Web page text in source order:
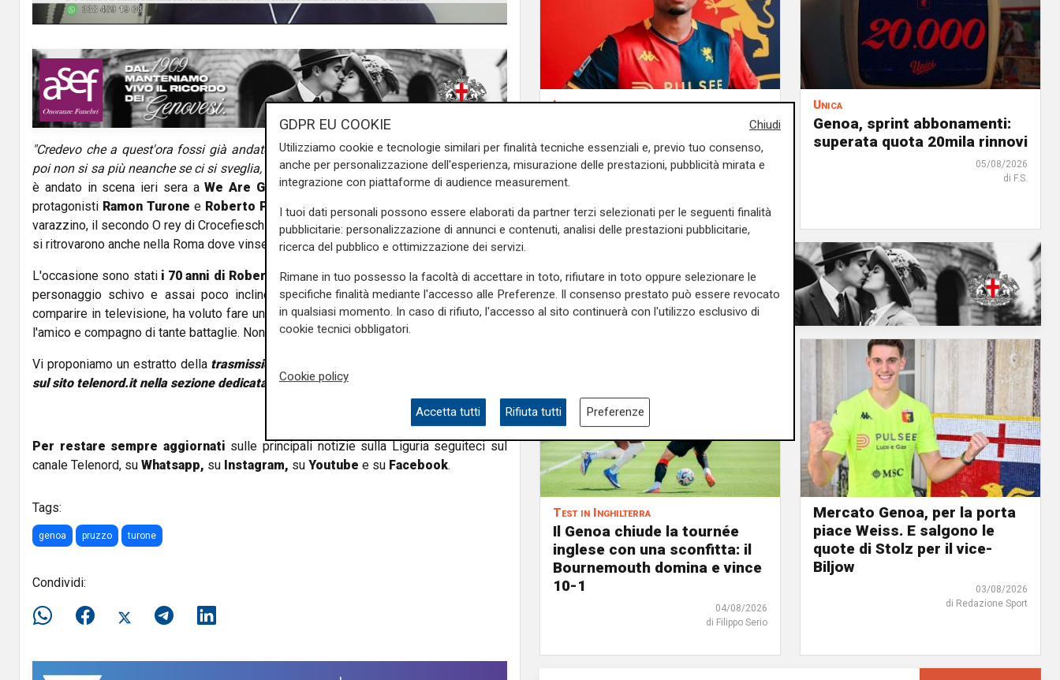
y
V
d
e
o
"Credevo che a quest'ora fossi già andato a dormire...". "Hai ragione, alla nostra età
poi non si sa più neanche se ci si sveglia, no, non è vero, dai...".Il divertente siparietto
è andato in scena ieri sera aWe Are Genoa, in onda su Telenord, e ha avuto per
protagonisti Ramon Turone e Roberto Pruzzo, indimenticati idoli rossoblù, il primo
varazzino, il secondo O rey di Crocefieschi, che dopo avere militato insieme nel Genoa
si ritrovarono anche nella Roma dove vinsero lo scudetto.
L'occasione sono stati i 70 anni di Roberto Pruzzo, nato il 1 aprile del 1955. Turone,
personaggio schivo e assai poco incline a rilasciare interviste, men che meno a
comparire in televisione, ha voluto fare uno strappo alla regola proprio per omaggiare
l'amico e compagno di tante battaglie. Non sono mancati altri momenti di ilarità.
Vi proponiamo un estratto della trasmissione, integralmente disponibile on demand
sul sito telenord.it nella sezione dedicata a We Are Genoa.
Per restare sempre aggiornati sulle principali notizie sulla Liguria seguiteci sul
canale Telenord, su Whatsapp, su Instagram, su Youtube e su Facebook.
Tags:
genoa pruzzo turone
Condividi:
Infortunio
ginocchio per Meichtry: out
fino a fine agosto
Unica
Genoa, sprint abbonamenti:
superata quota 20mila rinnovi
05/08/2026
di F.S.
Test in Inghilterra
Il Genoa chiude la tournée
inglese con una sconfitta: il
Bournemouth domina e vince
10-1
04/08/2026
di Filippo Serio
Mercato Genoa, per la porta
piace Weiss. E salgono le
quote di Stolz per il vice-
Biljow
03/08/2026
di Redazione Sport
Chiudi
GDPR EU COOKIE
Utilizziamo cookie e tecnologie similari per finalità tecniche essenziali e, previo tuo consenso,
anche per personalizzazione dell'esperienza, misurazione delle prestazioni, pubblicità mirata e
integrazione con piattaforme di audience measurement.
I tuoi dati personali possono essere elaborati da partner terzi selezionati per le seguenti finalità
pubblicitarie: personalizzazione di annunci e contenuti, analisi delle prestazioni pubblicitarie,
ricerca del pubblico e ottimizzazione dei servizi.
Rimane in tuo possesso la facoltà di accettare in toto, rifiutare in toto oppure selezionare le
specifiche finalità mediante l'accesso alle Preferenze. Il consenso prestato può essere revocato
in qualsiasi momento. In caso di rifiuto, l'accesso al sito continuerà con l'utilizzo esclusivo di
cookie tecnici obbligatori.
Cookie policy
Accetta tutti Rifiuta tutti Preferenze